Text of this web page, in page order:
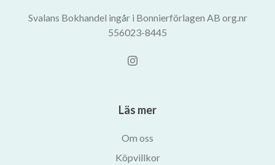
Svalans Bokhandel ingår i Bonnierförlagen AB org.nr
556023-8445
Läs mer
Om oss
Köpvillkor